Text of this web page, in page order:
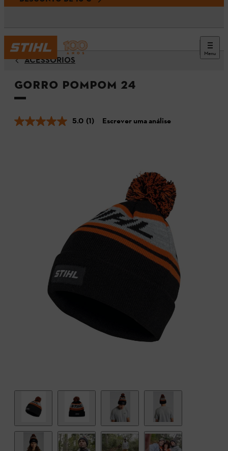
Menu
ACESSÓRIOS
Gorro POMPOM 24
5.0 (1) Escrever uma análise